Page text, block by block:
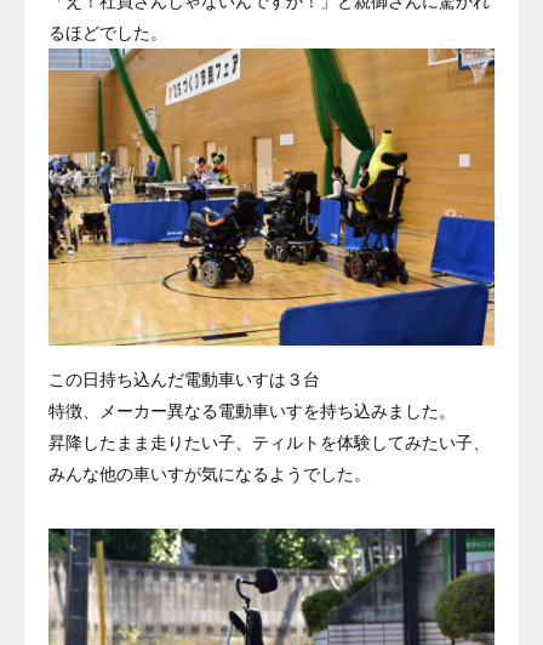
るほどでした。
この日持ち込んだ電動車いすは３台
特徴、メーカー異なる電動車いすを持ち込みました。
昇降したまま走りたい子、ティルトを体験してみたい子、
みんな他の車いすが気になるようでした。